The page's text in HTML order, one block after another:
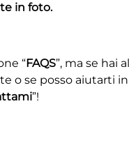
in foto.
“FAQS”, ma se hai
o se posso aiutarti
”!